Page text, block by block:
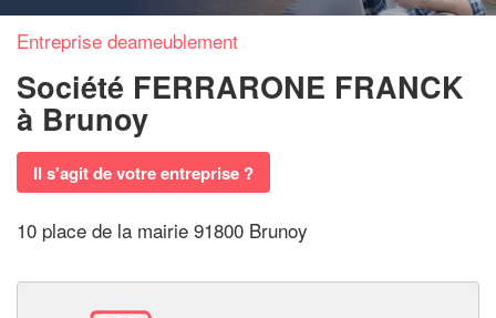
Entreprise deameublement
Société FERRARONE FRANCK
à Brunoy
Il s'agit de votre entreprise ?
10 place de la mairie 91800 Brunoy